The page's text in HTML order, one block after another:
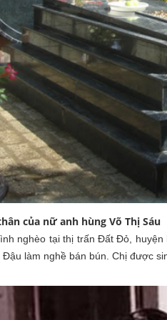
của nữ anh hùng Võ Thị Sáu
nghèo tại thị trấn Đất Đỏ,
làm nghề bán bún. Chị được